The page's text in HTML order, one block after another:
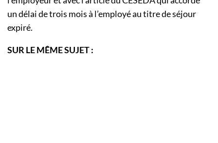
un délai de trois mois à l’employé au titre de séjour
expiré.
SUR LE MÊME SUJET :